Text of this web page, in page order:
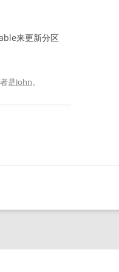
来更新分区
是John。